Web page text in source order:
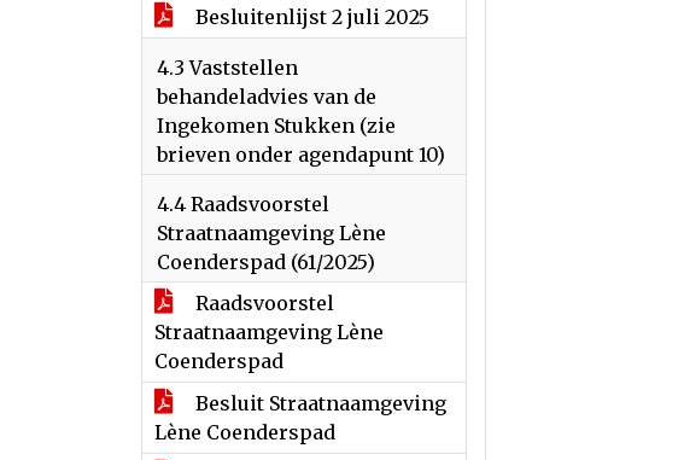
Besluitenlijst 2 juli 2025
4.3 Vaststellen
behandeladvies van de
Ingekomen Stukken (zie
brieven onder agendapunt 10)
4.4 Raadsvoorstel
Straatnaamgeving Lène
Coenderspad (61/2025)
Raadsvoorstel
Straatnaamgeving Lène
Coenderspad
Besluit Straatnaamgeving
Lène Coenderspad